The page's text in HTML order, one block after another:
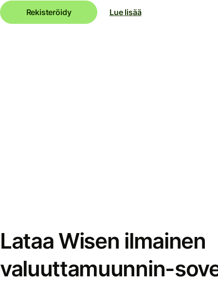
Rekisteröidy Lue lisää
Lataa Wisen ilmainen
valuuttamuunnin-